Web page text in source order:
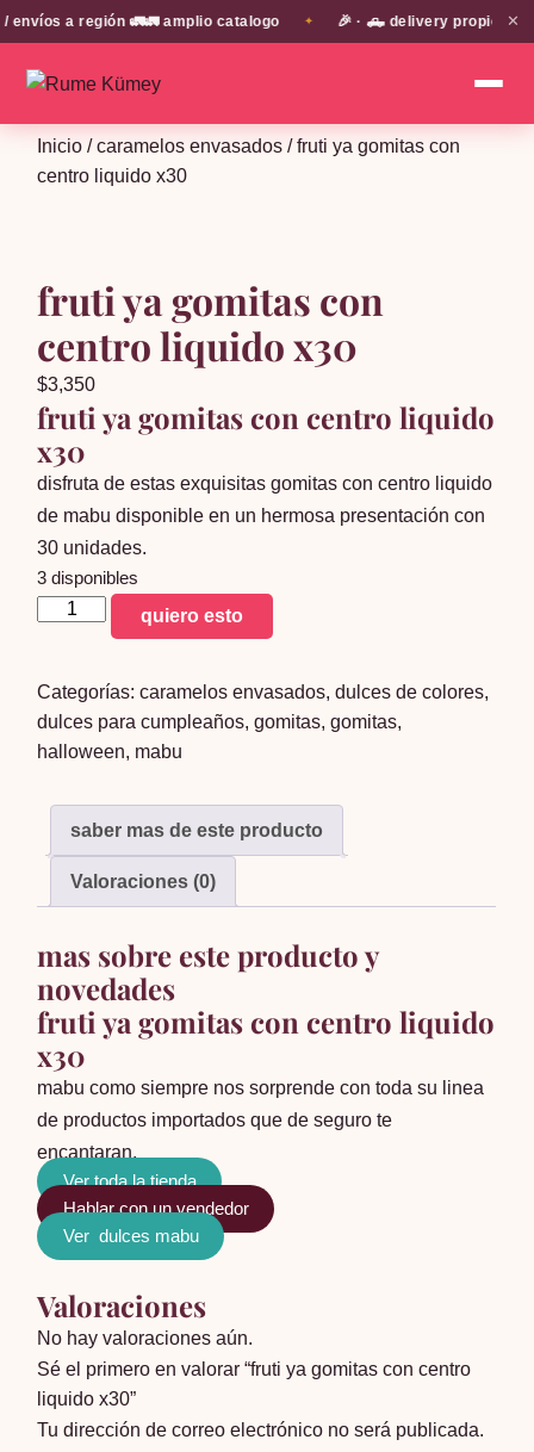
a región 🚛🚛 amplio catalogo 🎉 · 🛻 delivery propio en✕
Inicio /caramelos envasados / fruti ya gomitas con
centro liquido x30
fruti ya gomitas con
centro liquido x30
$3,350
fruti ya gomitas con centro liquido
x30
disfruta de estas exquisitas gomitas con centro liquido
de mabu disponible en un hermosa presentación con
30 unidades.
3 disponibles
con
centro
liquido
quiero esto
Categorías:caramelos envasados,dulces de colores,
dulces para cumpleaños,gomitas,gomitas,
halloween, mabu
saber mas de este producto
Valoraciones (0)
mas sobre este producto y
novedades
fruti ya gomitas con centro liquido
x30
mabu como siempre nos sorprende con toda su linea
de productos importados que de seguro te
encantaran.
Ver toda la tienda
Hablar con un vendedor
Ver dulces mabu
Valoraciones
No hay valoraciones aún.
Sé el primero en valorar “fruti ya gomitas con centro
liquido x30”
Tu dirección de correo electrónico no será publicada.